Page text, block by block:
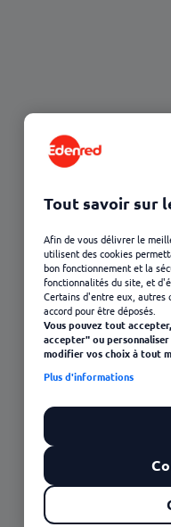
23 janvier
Sommaire
Le nudging, une
Tout savoir sur
Afin de vous délivrer le
utilisent des cookies
bon fonctionnement et la
fonctionnalités du site, et
Certains d'entre eux, autres
accord pour être déposés.
Vous pouvez tout
accepter" ou
modifier vos choix à tout
Plus d'informations